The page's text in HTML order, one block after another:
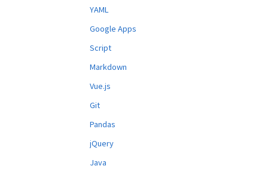
YAML
Google Apps
Script
Markdown
Vue.js
Git
Pandas
jQuery
Java